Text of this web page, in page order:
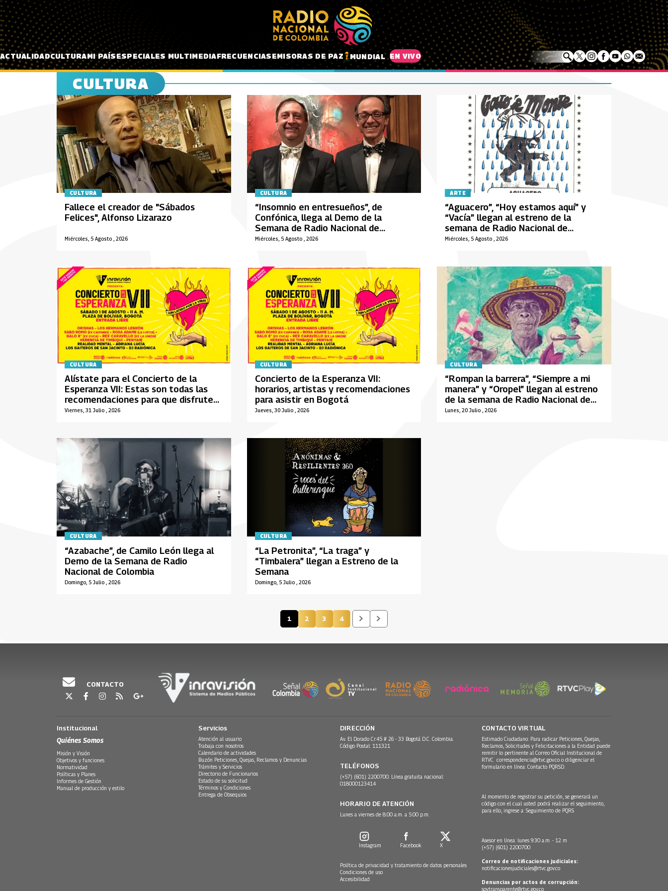
Pasar al contenido principal
ACTUALIDADCULTURAMI PAÍSESPECIALES MULTIMEDIAFRECUENCIASEMISORAS DE PAZ MUNDIAL EN VIVO
CULTURA
CULTURA
Miércoles, 5 Agosto , 2026
Fallece el creador de "Sábados
Felices", Alfonso Lizarazo
CULTURA
Miércoles, 5 Agosto , 2026
“Insomnio en entresueños”, de
Confónica, llega al Demo de la
Semana de Radio Nacional de
Colombia
ARTE
Miércoles, 5 Agosto , 2026
“Aguacero”, “Hoy estamos aquí” y
“Vacía” llegan al estreno de la
semana de Radio Nacional de
Colombia
CULTURA
Viernes, 31 Julio , 2026
Alístate para el Concierto de la
Esperanza VII: Estas son todas las
recomendaciones para que disfrutes
este evento
CULTURA
Jueves, 30 Julio , 2026
Concierto de la Esperanza VII:
horarios, artistas y recomendaciones
para asistir en Bogotá
CULTURA
Lunes, 20 Julio , 2026
“Rompan la barrera”, “Siempre a mi
manera” y “Oropel” llegan al estreno
de la semana de Radio Nacional de
Colombia
CULTURA
Domingo, 5 Julio , 2026
“Azabache”, de Camilo León llega al
Demo de la Semana de Radio
Nacional de Colombia
CULTURA
Domingo, 5 Julio , 2026
“La Petronita”, “La traga” y
“Timbalera” llegan a Estreno de la
Semana
Página actual
1 Página
2 Página
3 Página
4
CONTACTO
Institucional
Quiénes Somos
Misión y Visión
Objetivos y funciones
Normatividad
Políticas y Planes
Informes de Gestión
Manual de producción y estilo
Servicios
Atención al usuario
Trabaja con nosotros
Calendario de actividades
Buzón Peticiones, Quejas, Reclamos y Denuncias
Trámites y Servicios
Directorio de Funcionarios
Estado de su solicitud
Términos y Condiciones
Entrega de Obsequios
DIRECCIÓN
Av. El Dorado Cr.45 # 26 - 33 Bogotá D.C. Colombia.
Código Postal: 111321
TELÉFONOS
(+57) (601) 2200700. Línea gratuita nacional:
018000123414
HORARIO DE ATENCIÓN
Lunes a viernes de 8:00 a.m. a 5:00 p.m.
Instagram Facebook X
Política de privacidad y tratamiento de datos personales
Condiciones de uso
Accesibilidad
CONTACTO VIRTUAL
Estimado Ciudadano: Para radicar Peticiones, Quejas,
Reclamos, Solicitudes y Felicitaciones a la Entidad puede
remitir lo pertinente al Correo Oficial Institucional de
RTVC correspondencia@rtvc.gov.co o diligenciar el
formulario en línea: Contacto PQRSD.
Al momento de registrar su petición, se generará un
código con el cual usted podrá realizar el seguimiento,
para ello, ingrese a: Seguimiento de PQRS
Asesor en línea: lunes 9:30 a.m. - 12 m
(+57) (601) 2200700
Correo de notificaciones judiciales:
notificacionesjudiciales@rtvc.gov.co
Denuncias por actos de corrupción:
soytransparente@rtvc.gov.co